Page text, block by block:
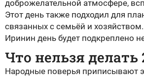
доброжелательной атмосфере,
Этот день также подходил для
связанных с семьёй и
Иринин день будет подкреплено
Что нельзя делать
Народные поверья приписывают